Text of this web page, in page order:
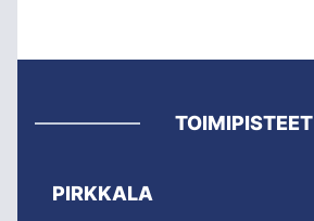
TOIMIPISTEET
PIRKKALA